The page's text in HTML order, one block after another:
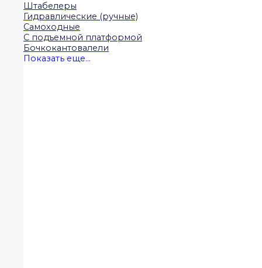
Штабелеры
Гидравлические (ручные)
Самоходные
С подъемной платформой
Бочкокантовалели
Показать еще...